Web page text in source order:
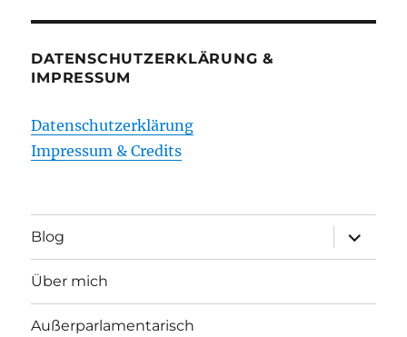
DATENSCHUTZERKLÄRUNG &
IMPRESSUM
Datenschutzerklärung
Impressum & Credits
Blog
öffnen
Über mich
Außerparlamentarisch